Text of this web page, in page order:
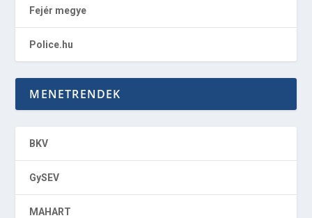
Fejér megye
Police.hu
MENETRENDEK
BKV
GySEV
MAHART